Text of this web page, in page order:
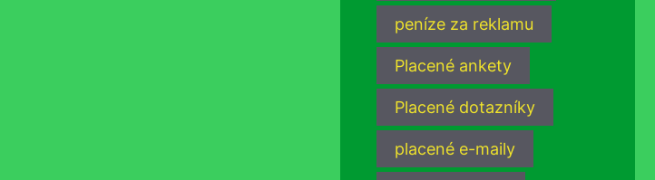
peníze za reklamu
Placené ankety
Placené dotazníky
placené e-maily